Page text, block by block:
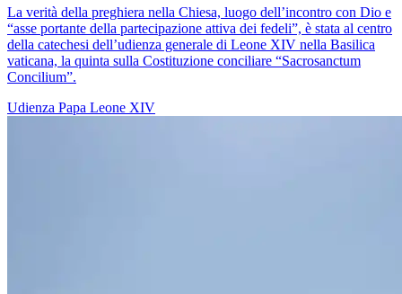
La verità della preghiera nella Chiesa, luogo dell’incontro con Dio e
“asse portante della partecipazione attiva dei fedeli”, è stata al centro
della catechesi dell’udienza generale di Leone XIV nella Basilica
vaticana, la quinta sulla Costituzione conciliare “Sacrosanctum
Concilium”.
Udienza Papa Leone XIV